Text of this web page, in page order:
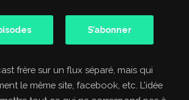
S’abonner
frère sur un flux séparé, mais qui
le même site, facebook, etc. L’idée